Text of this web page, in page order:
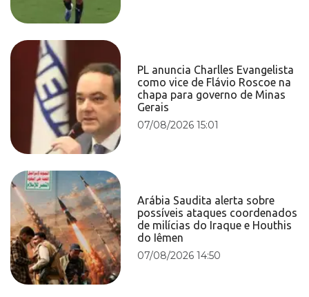
PL anuncia Charlles Evangelista
como vice de Flávio Roscoe na
chapa para governo de Minas
Gerais
07/08/2026 15:01
Arábia Saudita alerta sobre
possíveis ataques coordenados
de milícias do Iraque e Houthis
do Iêmen
07/08/2026 14:50